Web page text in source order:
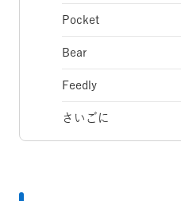
Pocket
Bear
Feedly
さいごに